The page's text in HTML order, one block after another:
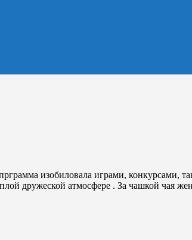
изобиловала играми, конкурсами,
дружеской атмосфере . За чашкой чая